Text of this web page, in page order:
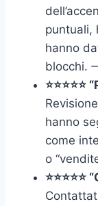
puntuali,
hanno
blocchi.
hanno
come
o